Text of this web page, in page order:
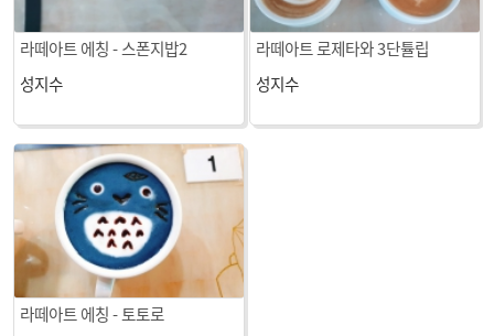
라떼아트 에칭 - 스폰지밥2
성지수
라떼아트 로제타와 3단튤립
성지수
라떼아트 에칭 - 토토로